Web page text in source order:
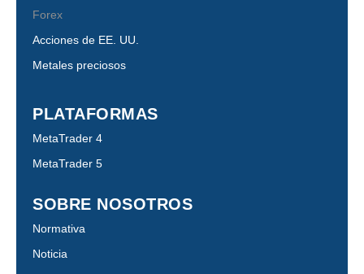
Forex
Acciones de EE. UU.
Metales preciosos
PLATAFORMAS
MetaTrader 4
MetaTrader 5
SOBRE NOSOTROS
Normativa
Noticia